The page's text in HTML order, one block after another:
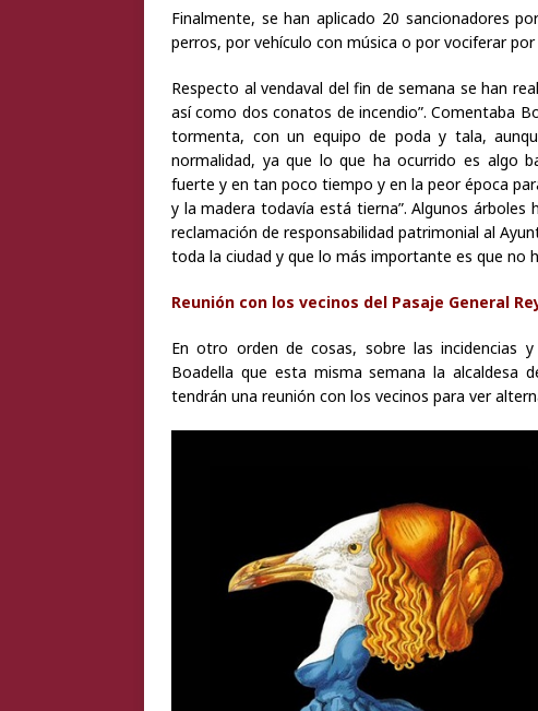
Finalmente, se han aplicado 20 sancionadores
perros, por vehículo con música o por vociferar
Respecto al vendaval del fin de semana se han
así como dos conatos de incendio”. Comentaba
tormenta, con un equipo de poda y tala,
normalidad, ya que lo que ha ocurrido es algo
fuerte y en tan poco tiempo y en la peor época
y la madera todavía está tierna”. Algunos
reclamación de responsabilidad patrimonial al
toda la ciudad y que lo más importante es que no
Reunión con los vecinos del Pasaje General
En otro orden de cosas, sobre las incidencias
Boadella que esta misma semana la alcaldesa
tendrán una reunión con los vecinos para ver